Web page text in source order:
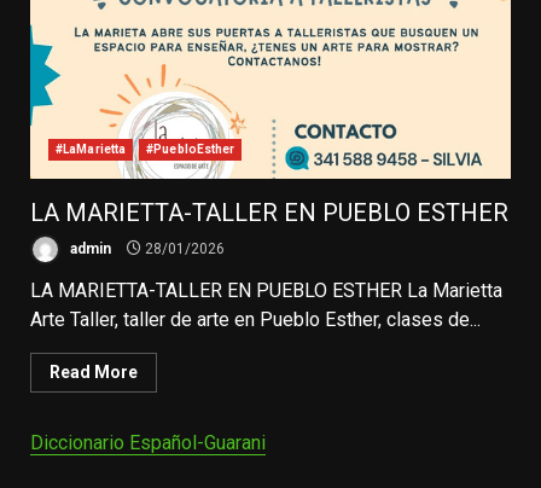
#LaMarietta #PuebloEsther
LA MARIETTA-TALLER EN PUEBLO ESTHER
admin 28/01/2026
LA MARIETTA-TALLER EN PUEBLO ESTHER La Marietta
Arte Taller, taller de arte en Pueblo Esther, clases de...
Read More
Diccionario Español-Guarani